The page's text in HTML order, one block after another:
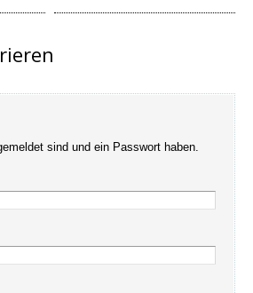
sind und ein Passwort haben.